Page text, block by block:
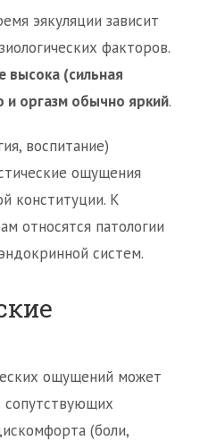
эякуляции зависит
факторов.
высока (сильная
и оргазм обычно яркий.
воспитание)
ощущения
конституции. К
относятся патологии
систем.
ощущений может
сопутствующих
(боли,